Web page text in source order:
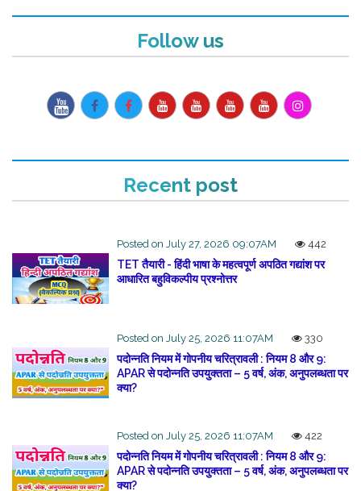
Follow us
Recent post
Posted on July 27, 2026 09:07AM 442
TET तैयारी - हिंदी भाषा के महत्वपूर्ण अपठित गद्यांश पर
आधारित बहुविकल्पीय प्रश्नोत्तर
Posted on July 25, 2026 11:07AM 330
पदोन्नति नियम में गोपनीय चरित्रावली : नियम 8 और 9:
APAR से पदोन्नति उपयुक्तता – 5 वर्ष, अंक, अनुपलब्धता पर
क्या?
Posted on July 25, 2026 11:07AM 422
पदोन्नति नियम में गोपनीय चरित्रावली : नियम 8 और 9:
APAR से पदोन्नति उपयुक्तता – 5 वर्ष, अंक, अनुपलब्धता पर
क्या?